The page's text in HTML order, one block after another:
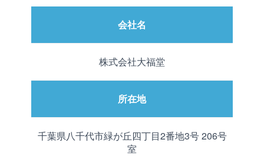
会社名
株式会社大福堂
所在地
千葉県八千代市緑が丘四丁目2番地3号 206号
室